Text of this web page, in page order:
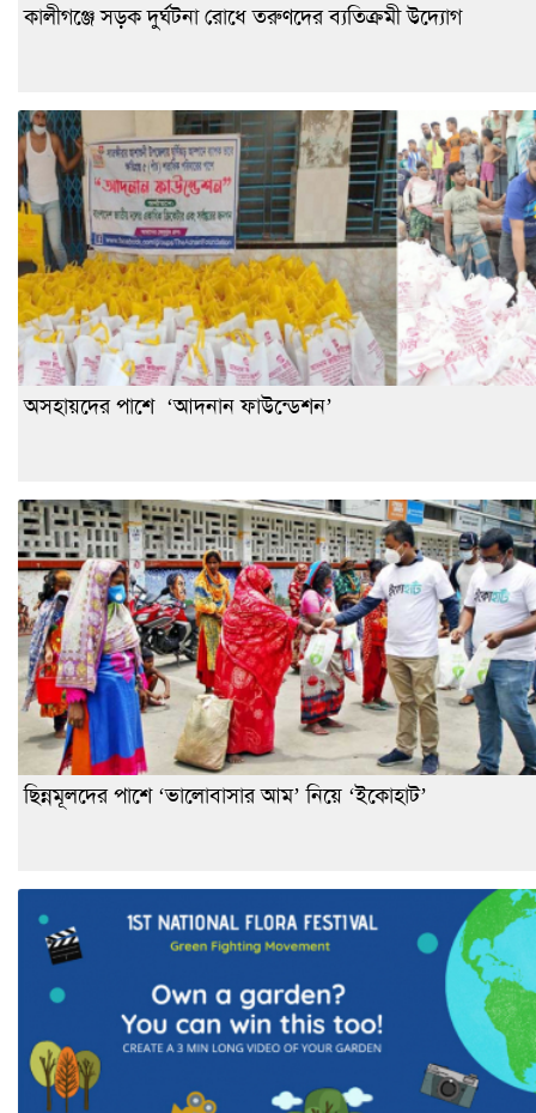
কালীগঞ্জে সড়ক দুর্ঘটনা রোধে তরুণদের ব্যতিক্রমী উদ্যোগ
অসহায়দের পাশে ‘আদনান ফাউন্ডেশন’
ছিন্নমূলদের পাশে ‘ভালোবাসার আম’ নিয়ে ‘ইকোহাট’